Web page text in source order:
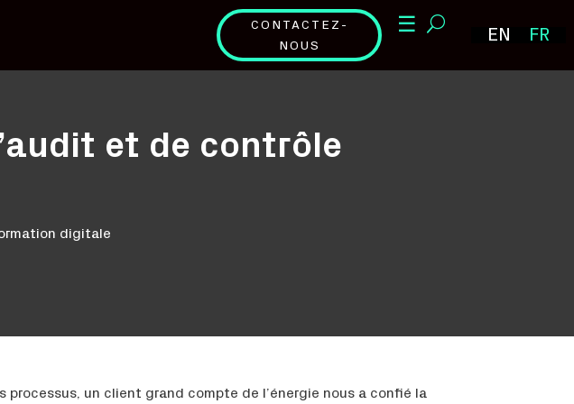
CONTACTEZ-
NOUS
☰ EN FR
et de contrôle
digitale
un client grand compte de l’énergie nous a confié la